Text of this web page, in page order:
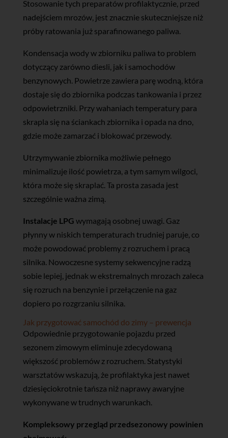
Stosowanie tych preparatów profilaktycznie, przed
nadejściem mrozów, jest znacznie skuteczniejsze niż
próby ratowania już sparafinowanego paliwa.
Kondensacja wody w zbiorniku paliwa to problem
dotyczący zarówno diesli, jak i samochodów
benzynowych. Powietrze zawiera parę wodną, która
dostaje się do zbiornika podczas tankowania i przez
odpowietrzniki. Przy wahaniach temperatury para
skrapla się na ściankach zbiornika i opada na dno,
gdzie może zamarzać i blokować przewody.
Utrzymywanie zbiornika możliwie pełnego
minimalizuje ilość powietrza, a tym samym wilgoci,
która może się skraplać. Ta prosta zasada jest
szczególnie ważna zimą.
Instalacje LPG wymagają osobnej uwagi. Gaz
płynny w niskich temperaturach trudniej paruje, co
może powodować problemy z rozruchem i pracą
silnika. Nowoczesne systemy sekwencyjne radzą
sobie lepiej, jednak w ekstremalnych mrozach zaleca
się rozruch na benzynie i przełączenie na gaz
dopiero po rozgrzaniu silnika.
Jak przygotować samochód do zimy – prewencja
Odpowiednie przygotowanie pojazdu przed
sezonem zimowym eliminuje zdecydowaną
większość problemów z rozruchem. Statystyki
warsztatów wskazują, że profilaktyka jest nawet
dziesięciokrotnie tańsza niż naprawy awaryjne
wykonywane w trudnych warunkach.
Kompleksowy przegląd przedsezonowy powinien